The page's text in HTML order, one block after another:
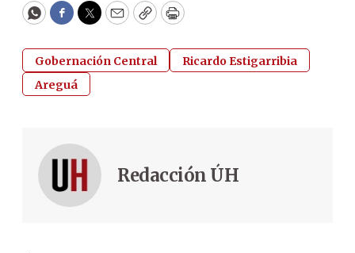
WhatsApp
Facebook
Twitter
EmailCopyPrint
Gobernación Central
Ricardo Estigarribia
Areguá
Redacción ÚH